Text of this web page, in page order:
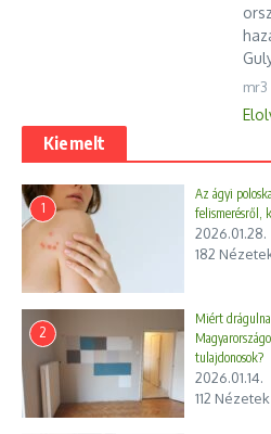
mr3
Kiemelt
1
Az ágyi
felismerésről,
2026.01.28.
182
2
Miért
tulajdonosok?
2026.01.14.
112 Nézetek